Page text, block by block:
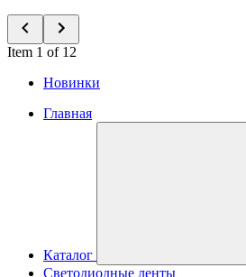
Item 1 of 12
Новинки
Главная
Каталог
Светодиодные ленты